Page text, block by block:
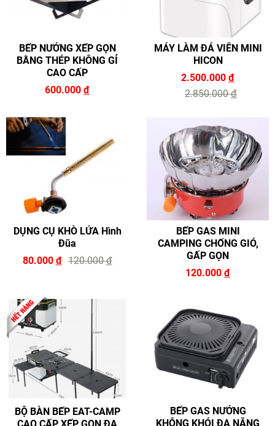
BẾP NƯỚNG XẾP GỌN
BẰNG THÉP KHÔNG GỈ
CAO CẤP
600.000 đ
MÁY LÀM ĐÁ VIÊN MINI
HICON
2.500.000 đ
2.850.000đ
DỤNG CỤ KHÒ LỬA Hình
Đũa
80.000 đ 120.000đ
BẾP GAS MINI
CAMPING CHỐNG GIÓ,
GẤP GỌN
120.000 đ
BỘ BÀN BẾP EAT-CAMP
BẾP GAS NƯỚNG
KHÔNG KHÓI ĐA NĂNG